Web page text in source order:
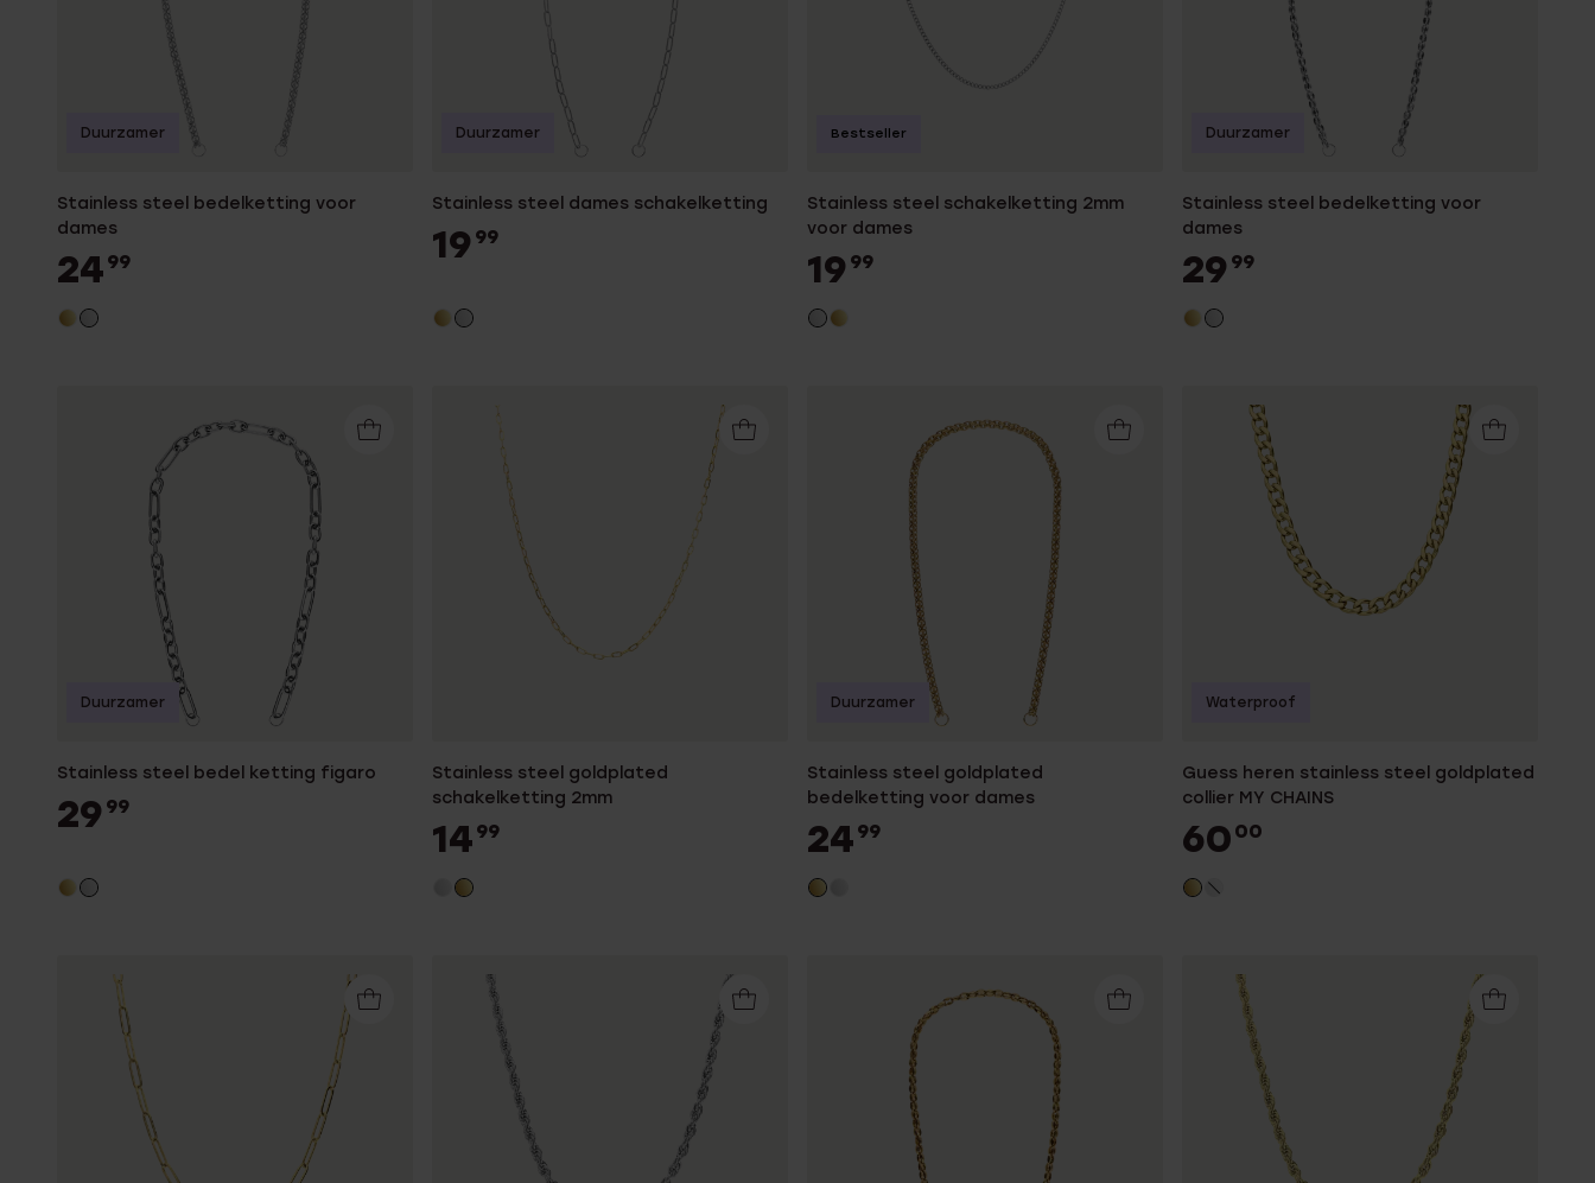
Stainless steel bedelketting voor
dames
24 99
Duurzamer
Stainless steel dames schakelketting
19 99
Duurzamer
Stainless steel schakelketting 2mm
voor dames
19 99
Bestseller
Stainless steel bedelketting voor
dames
29 99
Duurzamer
Stainless steel bedel ketting figaro
29 99
Duurzamer
Stainless steel goldplated
schakelketting 2mm
14 99
Stainless steel goldplated
bedelketting voor dames
24 99
Duurzamer
Guess heren stainless steel goldplated
collier MY CHAINS
60 00
Waterproof